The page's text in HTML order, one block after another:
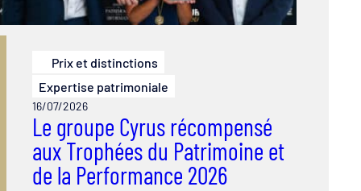
Prix et distinctions
Expertise patrimoniale
16/07/2026
Le groupe Cyrus récompensé
aux Trophées du Patrimoine et
de la Performance 2026